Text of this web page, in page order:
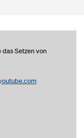
das Setzen von